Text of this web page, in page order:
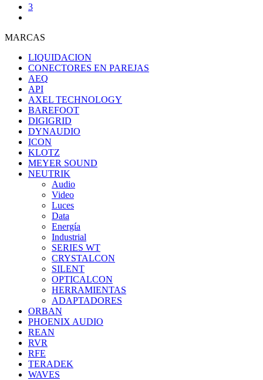
3
MARCAS
LIQUIDACION
CONECTORES EN PAREJAS
AEQ
API
AXEL TECHNOLOGY
BAREFOOT
DIGIGRID
DYNAUDIO
ICON
KLOTZ
MEYER SOUND
NEUTRIK
Audio
Video
Luces
Data
Energía
Industrial
SERIES WT
CRYSTALCON
SILENT
OPTICALCON
HERRAMIENTAS
ADAPTADORES
ORBAN
PHOENIX AUDIO
REAN
RVR
RFE
TERADEK
WAVES